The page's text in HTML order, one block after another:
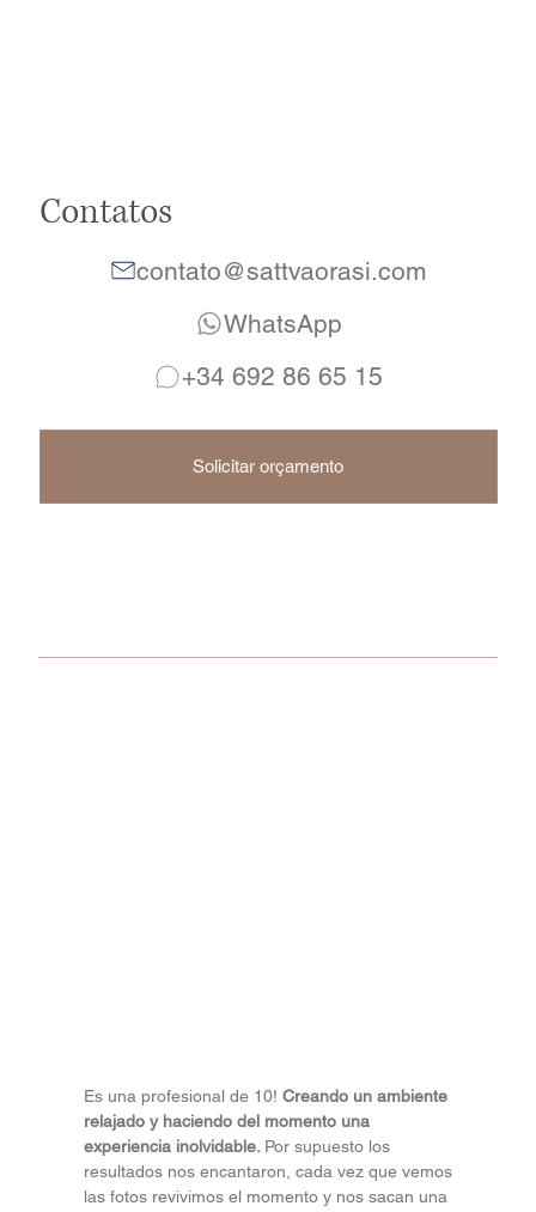
Es una profesional de 10!Creando un ambiente
relajado y haciendo del momento una
experiencia inolvidable. Por supuesto los
resultados nos encantaron, cada vez que vemos
las fotos revivimos el momento y nos sacan una
Contatos
contato@sattvaorasi.com
WhatsApp
+34 692 86 65 15
Solicitar orçamento